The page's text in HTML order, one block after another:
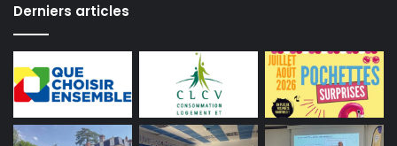
Derniers articles